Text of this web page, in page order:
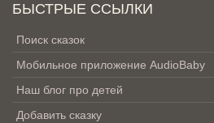
БЫСТРЫЕ ССЫЛКИ
Поиск сказок
Мобильное приложение AudioBaby
Наш блог про детей
Добавить сказку